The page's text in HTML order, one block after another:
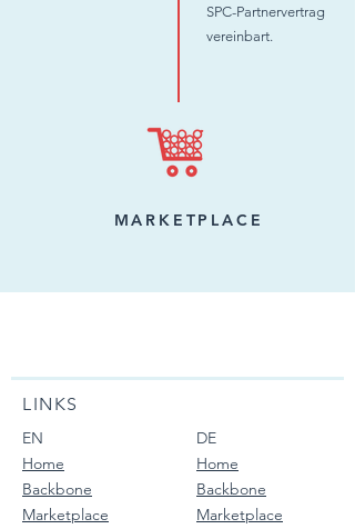
SPC-Partnervertrag
vereinbart.
MARKETPLACE
LINKS
EN
Home
Backbone
Marketplace
DE
Home
Backbone
Marketplace